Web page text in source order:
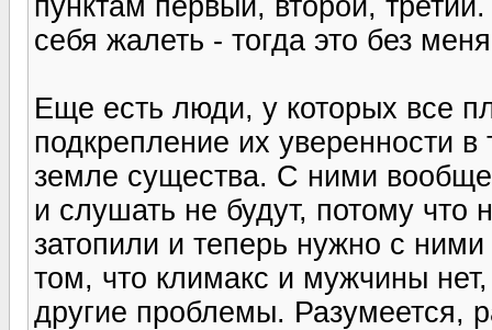
себя жалеть - тогда это без
Еще есть люди, у которых все
подкрепление их уверенности
земле существа. С ними
и слушать не будут, потому что
затопили и теперь нужно с
том, что климакс и мужчины
другие проблемы. Разумеется,